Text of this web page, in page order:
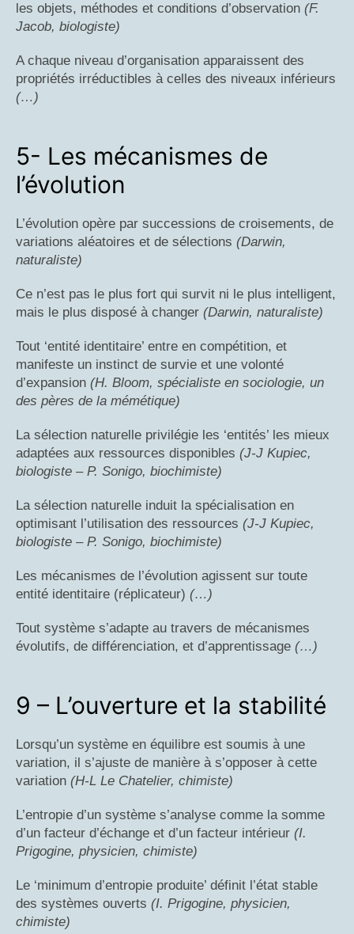
les objets, méthodes et conditions d’observation (F.
Jacob, biologiste)
A chaque niveau d’organisation apparaissent des
propriétés irréductibles à celles des niveaux inférieurs
(…)
5- Les mécanismes de
l’évolution
L’évolution opère par successions de croisements, de
variations aléatoires et de sélections (Darwin,
naturaliste)
Ce n’est pas le plus fort qui survit ni le plus intelligent,
mais le plus disposé à changer (Darwin, naturaliste)
Tout ‘entité identitaire’ entre en compétition, et
manifeste un instinct de survie et une volonté
d’expansion (H. Bloom, spécialiste en sociologie, un
des pères de la mémétique)
La sélection naturelle privilégie les ‘entités’ les mieux
adaptées aux ressources disponibles (J-J Kupiec,
biologiste – P. Sonigo, biochimiste)
La sélection naturelle induit la spécialisation en
optimisant l’utilisation des ressources (J-J Kupiec,
biologiste – P. Sonigo, biochimiste)
Les mécanismes de l’évolution agissent sur toute
entité identitaire (réplicateur) (…)
Tout système s’adapte au travers de mécanismes
évolutifs, de différenciation, et d’apprentissage (…)
9 – L’ouverture et la stabilité
Lorsqu’un système en équilibre est soumis à une
variation, il s’ajuste de manière à s’opposer à cette
variation (H-L Le Chatelier, chimiste)
L’entropie d’un système s’analyse comme la somme
d’un facteur d’échange et d’un facteur intérieur (I.
Prigogine, physicien, chimiste)
Le ‘minimum d’entropie produite’ définit l’état stable
des systèmes ouverts (I. Prigogine, physicien,
chimiste)